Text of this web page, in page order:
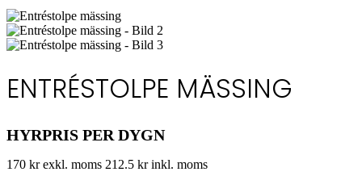
ENTRÉSTOLPE MÄSSING
HYRPRIS PER DYGN
170 kr exkl. moms 212.5 kr inkl. moms